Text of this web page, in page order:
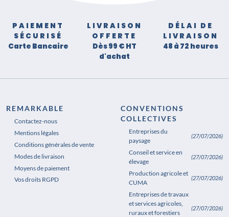
PAIEMENT
SÉCURISÉ
Carte Bancaire
LIVRAISON
OFFERTE
Dès 99 € HT
d'achat
DÉLAI DE
LIVRAISON
48 à 72 heures
REMARKABLE
Contactez-nous
Mentions légales
Conditions générales de vente
Modes de livraison
Moyens de paiement
Vos droits RGPD
CONVENTIONS
COLLECTIVES
Entreprises du
paysage
(27/07/2026)
Conseil et service en
élevage
(27/07/2026)
Production agricole et
CUMA
(27/07/2026)
Entreprises de travaux
et services agricoles,
ruraux et forestiers
(27/07/2026)